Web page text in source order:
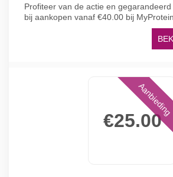
Profiteer van de actie en
bij aankopen vanaf €40.00 bij MyProtein
€25.00
Aanbieding